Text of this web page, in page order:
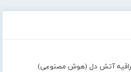
آتش دل (هوش مصنوعی)